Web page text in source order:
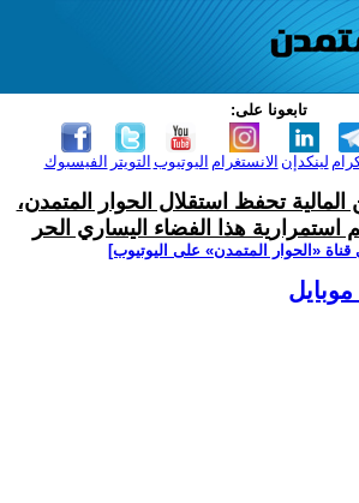
تابعونا على:
الفيسبوك التويتر اليوتيوب الانستغرام لينكدإن
المالية تحفظ استقلال الحوار المتمدن،
هذا الفضاء اليساري الحر
‫«الحوار المتمدن» على اليوتيوب]